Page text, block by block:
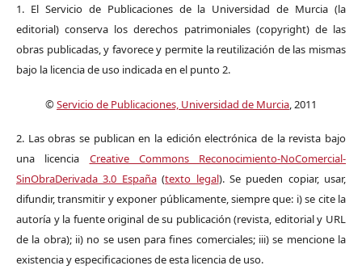
1. El Servicio de Publicaciones de la Universidad de Murcia (la
editorial) conserva los derechos patrimoniales (copyright) de las
obras publicadas, y favorece y permite la reutilización de las mismas
bajo la licencia de uso indicada en el punto 2.
©Servicio de Publicaciones, Universidad de Murcia , 2011
2. Las obras se publican en la edición electrónica de la revista bajo
una licencia Creative Commons Reconocimiento-NoComercial-
SinObraDerivada 3.0 España(texto legal). Se pueden copiar, usar,
difundir, transmitir y exponer públicamente, siempre que: i) se cite la
autoría y la fuente original de su publicación (revista, editorial y URL
de la obra); ii) no se usen para fines comerciales; iii) se mencione la
existencia y especificaciones de esta licencia de uso.